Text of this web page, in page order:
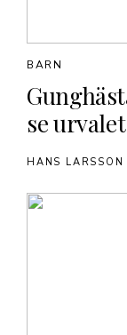
se urvalet
BARN
HANS LARSSON